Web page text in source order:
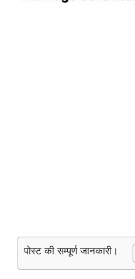
पोस्ट की सम्पूर्ण जानकारी।